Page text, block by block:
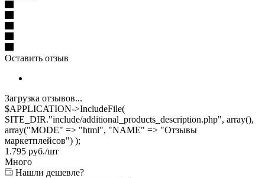
Оставить отзыв
Загрузка отзывов...
$APPLICATION->IncludeFile(
SITE_DIR."include/additional_products_description.php", array(),
array("MODE" => "html", "NAME" => "Отзывы
маркетплейсов") );
1.795 руб./шт
Много
Нашли дешевле?